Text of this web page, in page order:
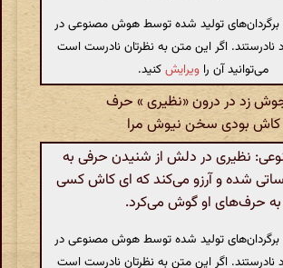
برگردان‌های تولید شده توسط هوش مصنوعی در
نادرستند. اگر این متن به نظرتان نادرست است
می‌توانید آن را ویرایشکنید.
زد در درون «نظیری » حرف
کاش بودی سخن نیوش مرا
نظیری در دلش از شنیدن حرفی به
شده و آرزو می‌کند که ای کاش کسی
به حرف‌های او گوش می‌کرد.
برگردان‌های تولید شده توسط هوش مصنوعی در
نادرستند. اگر این متن به نظرتان نادرست است